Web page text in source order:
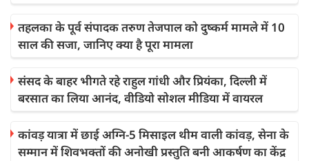
तहलका के पूर्व संपादक तरुण तेजपाल को दुष्कर्म मामले में 10
साल की सजा, जानिए क्या है पूरा मामला
संसद के बाहर भीगते रहे राहुल गांधी और प्रियंका, दिल्‍ली में
बरसात का लिया आनंद, वीडियो सोशल मीडिया में वायरल
कांवड़ यात्रा में छाई अग्नि-5 मिसाइल थीम वाली कांवड़, सेना के
सम्मान में शिवभक्तों की अनोखी प्रस्तुति बनी आकर्षण का केंद्र